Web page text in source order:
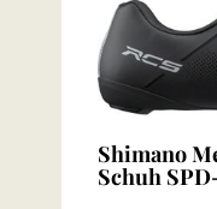
Shimano
Schuh